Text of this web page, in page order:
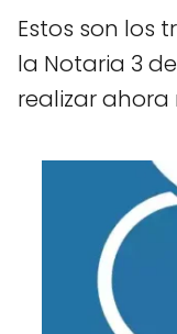
Estos son los
la Notaria 3
realizar ahora